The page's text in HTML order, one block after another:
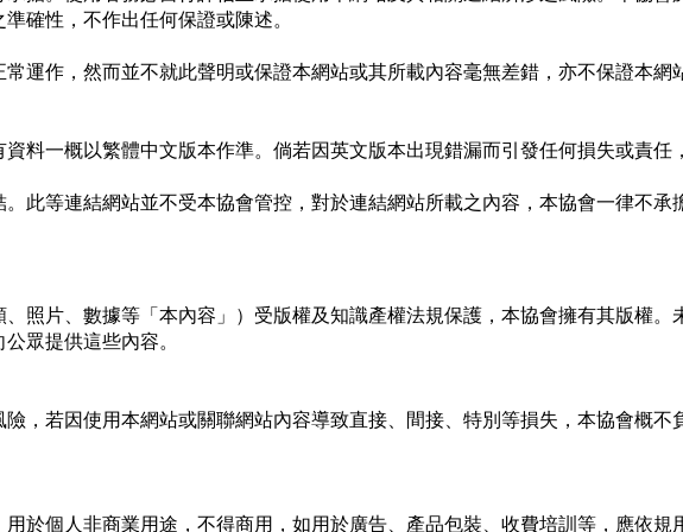
確性，不作出任何保證或陳述。
運作，然而並不就此聲明或保證本網站或其所載內容毫無差錯，亦不保證本網
料一概以繁體中文版本作準。倘若因英文版本出現錯漏而引發任何損失或責任
此等連結網站並不受本協會管控，對於連結網站所載之內容，本協會一律不承
照片、數據等「本內容」）受版權及知識產權法規保護，本協會擁有其版權。
眾提供這些內容。
，若因使用本網站或關聯網站內容導致直接、間接、特別等損失，本協會概不
於個人非商業用途，不得商用，如用於廣告、產品包裝、收費培訓等，應依規